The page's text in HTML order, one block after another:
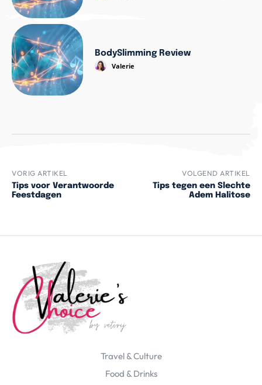
BodySlimming Review
Valerie
VORIG ARTIKEL
Tips voor Verantwoorde
Feestdagen
VOLGEND ARTIKEL
Tips tegen een Slechte
Adem Halitose
Travel & Culture
Food & Drinks